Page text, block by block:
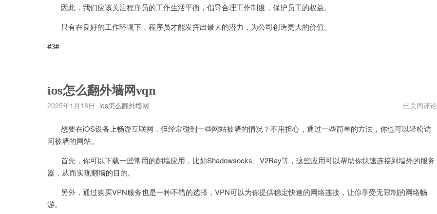
因此，我们应该关注程序员的工作生活平衡，倡导合理工作制度，保护员工的权益。
只有在良好的工作环境下，程序员才能发挥出最大的潜力，为公司创造更大的价值。
#3#
ios怎么翻外墙网vqn
2025年1月18日 ios怎么翻外墙网
ios
翻
vqn
已关闭评论
想要在iOS设备上畅游互联网，但经常碰到一些网站被墙的情况？不用担心，通过一些简单的方法，你也可以轻松访
问被墙的网站。
首先，你可以下载一些常用的翻墙应用，比如Shadowsocks、V2Ray等，这些应用可以帮助你快速连接到墙外的服务
器，从而实现翻墙的目的。
另外，通过购买VPN服务也是一种不错的选择，VPN可以为你提供稳定快速的网络连接，让你享受无限制的网络畅
游。